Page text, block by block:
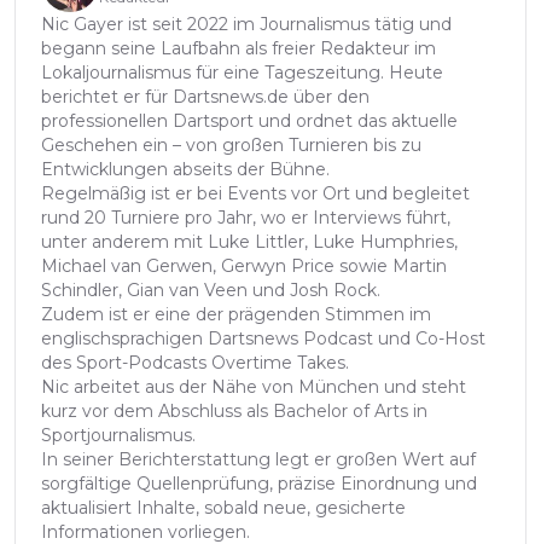
Nic Gayer ist seit 2022 im Journalismus tätig und
begann seine Laufbahn als freier Redakteur im
Lokaljournalismus für eine Tageszeitung. Heute
berichtet er für Dartsnews.de über den
professionellen Dartsport und ordnet das aktuelle
Geschehen ein – von großen Turnieren bis zu
Entwicklungen abseits der Bühne.
Regelmäßig ist er bei Events vor Ort und begleitet
rund 20 Turniere pro Jahr, wo er Interviews führt,
unter anderem mit Luke Littler, Luke Humphries,
Michael van Gerwen, Gerwyn Price sowie Martin
Schindler, Gian van Veen und Josh Rock.
Zudem ist er eine der prägenden Stimmen im
englischsprachigen Dartsnews Podcast und Co-Host
des Sport-Podcasts Overtime Takes.
Nic arbeitet aus der Nähe von München und steht
kurz vor dem Abschluss als Bachelor of Arts in
Sportjournalismus.
In seiner Berichterstattung legt er großen Wert auf
sorgfältige Quellenprüfung, präzise Einordnung und
aktualisiert Inhalte, sobald neue, gesicherte
Informationen vorliegen.